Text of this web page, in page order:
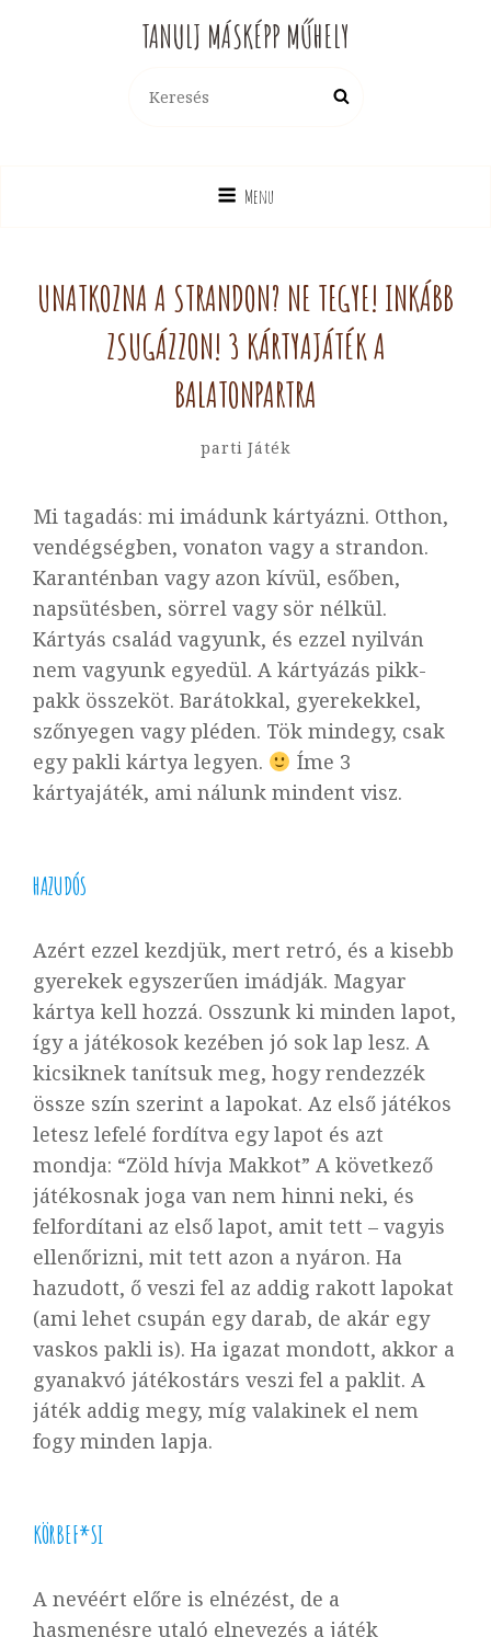
TANULJ MÁSKÉPP MŰHELY
Search
Menu
UNATKOZNA A STRANDON? NE TEGYE! INKÁBB
ZSUGÁZZON! 3 KÁRTYAJÁTÉK A
BALATONPARTRA
Categories
Parti Játék
Mi tagadás: mi imádunk kártyázni. Otthon,
vendégségben, vonaton vagy a strandon.
Karanténban vagy azon kívül, esőben,
napsütésben, sörrel vagy sör nélkül.
Kártyás család vagyunk, és ezzel nyilván
nem vagyunk egyedül. A kártyázás pikk-
pakk összeköt. Barátokkal, gyerekekkel,
szőnyegen vagy pléden. Tök mindegy, csak
egy pakli kártya legyen.
Íme 3
kártyajáték, ami nálunk mindent visz.
HAZUDÓS
Azért ezzel kezdjük, mert retró, és a kisebb
gyerekek egyszerűen imádják. Magyar
kártya kell hozzá. Osszunk ki minden lapot,
így a játékosok kezében jó sok lap lesz. A
kicsiknek tanítsuk meg, hogy rendezzék
össze szín szerint a lapokat. Az első játékos
letesz lefelé fordítva egy lapot és azt
mondja: “Zöld hívja Makkot” A következő
játékosnak joga van nem hinni neki, és
felfordítani az első lapot, amit tett – vagyis
ellenőrizni, mit tett azon a nyáron. Ha
hazudott, ő veszi fel az addig rakott lapokat
(ami lehet csupán egy darab, de akár egy
vaskos pakli is). Ha igazat mondott, akkor a
gyanakvó játékostárs veszi fel a paklit. A
játék addig megy, míg valakinek el nem
fogy minden lapja.
KÖRBEF*SI
A nevéért előre is elnézést, de a
hasmenésre utaló elnevezés a játék